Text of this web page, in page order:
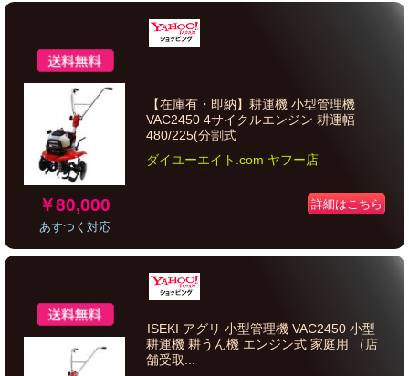
￥80,000
あすつく対応
【在庫有・即納】耕運機 小型管理機
VAC2450 4サイクルエンジン 耕運幅
480/225(分割式
ダイユーエイト.com ヤフー店
詳細はこちら
ISEKI アグリ 小型管理機 VAC2450 小型
耕運機 耕うん機 エンジン式 家庭用 （店
舗受取...